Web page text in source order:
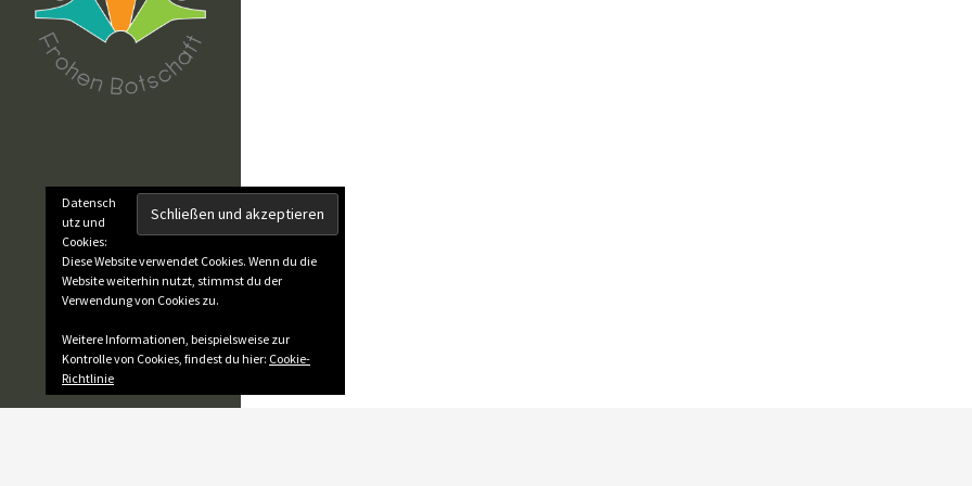
Datensch
utz und
Cookies:
Diese Website verwendet Cookies. Wenn du die
Website weiterhin nutzt, stimmst du der
Verwendung von Cookies zu.
Weitere Informationen, beispielsweise zur
Kontrolle von Cookies, findest du hier: Cookie-
Richtlinie